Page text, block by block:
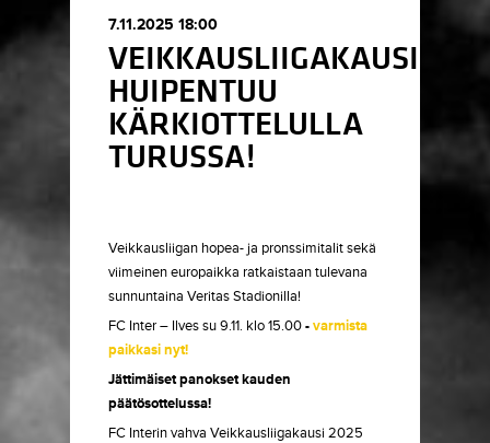
7.11.2025 18:00
VEIKKAUSLIIGAKAUSI
HUIPENTUU
KÄRKIOTTELULLA
TURUSSA!
Veikkausliigan hopea- ja pronssimitalit sekä
viimeinen europaikka ratkaistaan tulevana
sunnuntaina Veritas Stadionilla!
FC Inter – Ilves su 9.11. klo 15.00-varmista
paikkasi nyt!
Jättimäiset panokset kauden
päätösottelussa!
FC Interin vahva Veikkausliigakausi 2025